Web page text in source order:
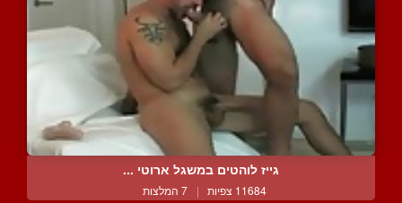
גייז לוהטים במשגל ארוטי ...
11684 צפיות | 7 המלצות